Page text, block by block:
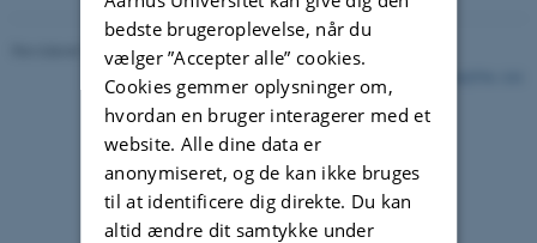
Revideret 25.10.2024 -Else Vihlborg Staalsen
bedste brugeroplevelse, når du
vælger ”Accepter alle” cookies.
Cookies gemmer oplysninger om,
hvordan en bruger interagerer med et
website. Alle dine data er
anonymiseret, og de kan ikke bruges
til at identificere dig direkte. Du kan
altid ændre dit samtykke under